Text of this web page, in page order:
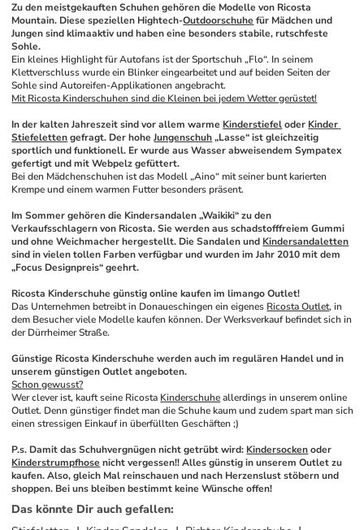
Zu den meistgekauften Schuhen gehören die Modelle von Ricosta
Mountain. Diese speziellen Hightech-Outdoorschuhe für Mädchen und
Jungen sind klimaaktiv und haben eine besonders stabile, rutschfeste
Sohle.
Ein kleines Highlight für Autofans ist der Sportschuh „Flo“. In seinem
Klettverschluss wurde ein Blinker eingearbeitet und auf beiden Seiten der
Sohle sind Autoreifen-Applikationen angebracht.
Mit Ricosta Kinderschuhen sind die Kleinen bei jedem Wetter gerüstet!
In der kalten Jahreszeit sind vor allem warme Kinderstiefel oder Kinder
Stiefeletten gefragt. Der hohe Jungenschuh „Lasse“ ist gleichzeitig
sportlich und funktionell. Er wurde aus Wasser abweisendem Sympatex
gefertigt und mit Webpelz gefüttert.
Bei den Mädchenschuhen ist das Modell „Aino“ mit seiner bunt karierten
Krempe und einem warmen Futter besonders präsent.
Im Sommer gehören die Kindersandalen „Waikiki“ zu den
Verkaufsschlagern von Ricosta. Sie werden aus schadstofffreiem Gummi
und ohne Weichmacher hergestellt. Die Sandalen und Kindersandaletten
sind in vielen tollen Farben verfügbar und wurden im Jahr 2010 mit dem
„Focus Designpreis“ geehrt.
Ricosta Kinderschuhe günstig online kaufen im limango Outlet!
Das Unternehmen betreibt in Donaueschingen ein eigenes Ricosta Outlet, in
dem Besucher viele Modelle kaufen können. Der Werksverkauf befindet sich in
der Dürrheimer Straße.
Günstige Ricosta Kinderschuhe werden auch im regulären Handel und in
unserem günstigen Outlet angeboten.
Schon gewusst?
Wer clever ist, kauft seine Ricosta Kinderschuhe allerdings in unserem online
Outlet. Denn günstiger findet man die Schuhe kaum und zudem spart man sich
einen stressigen Einkauf in überfüllten Geschäften ;)
P.s. Damit das Schuhvergnügen nicht getrübt wird: Kindersocken
Kinderstrumpfhose nicht vergessen!! Alles günstig in unserem Outlet zu
kaufen. Also, gleich Mal reinschauen und nach Herzenslust stöbern und
shoppen. Bei uns bleiben bestimmt keine Wünsche offen!
Das könnte Dir auch gefallen: